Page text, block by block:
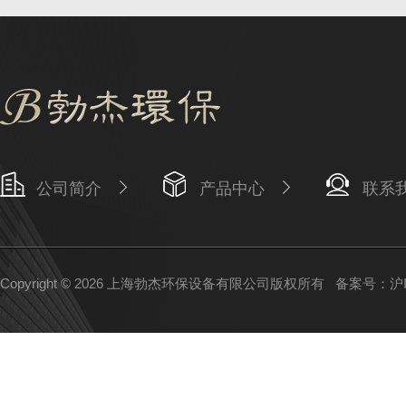
公司简介 产品中心 联系
Copyright © 2026 上海勃杰环保设备有限公司版权所有 备案号：